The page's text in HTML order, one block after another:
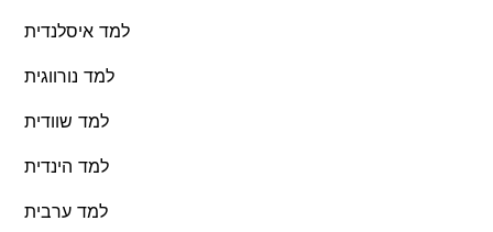
למד איסלנדית
למד נורווגית
למד שוודית
למד הינדית
למד ערבית